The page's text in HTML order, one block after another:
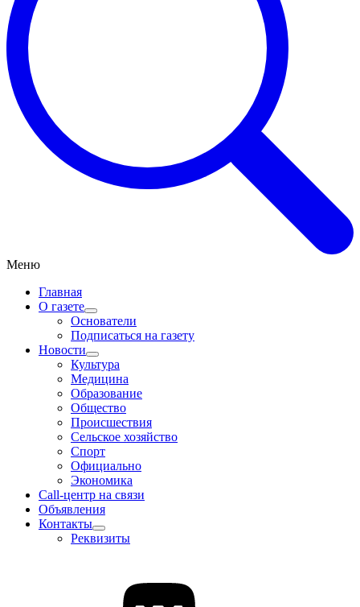
Меню
Главная
О газете
Основатели
Подписаться на газету
Новости
Культура
Медицина
Образование
Общество
Происшествия
Сельское хозяйство
Спорт
Официально
Экономика
Call-центр на связи
Объявления
Контакты
Реквизиты